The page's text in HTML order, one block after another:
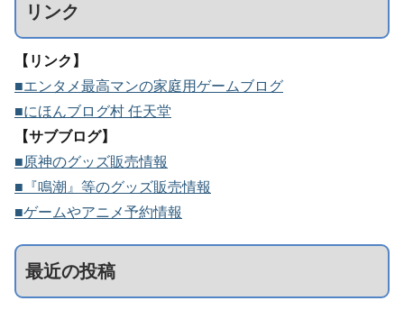
リンク
【リンク】
■エンタメ最高マンの家庭用ゲームブログ
■にほんブログ村 任天堂
【サブブログ】
■原神のグッズ販売情報
■『鳴潮』等のグッズ販売情報
■ゲームやアニメ予約情報
最近の投稿